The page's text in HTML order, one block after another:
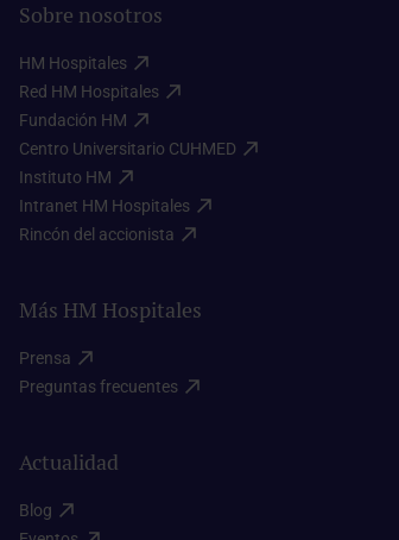
Sobre nosotros
HM Hospitales​
Red HM Hospitales​
Fundación HM​
Centro Universitario CUHMED​
Instituto HM​
Intranet HM Hospitales​
Rincón del accionista​
Más HM Hospitales
Prensa​
Preguntas frecuentes​
Actualidad
Blog​